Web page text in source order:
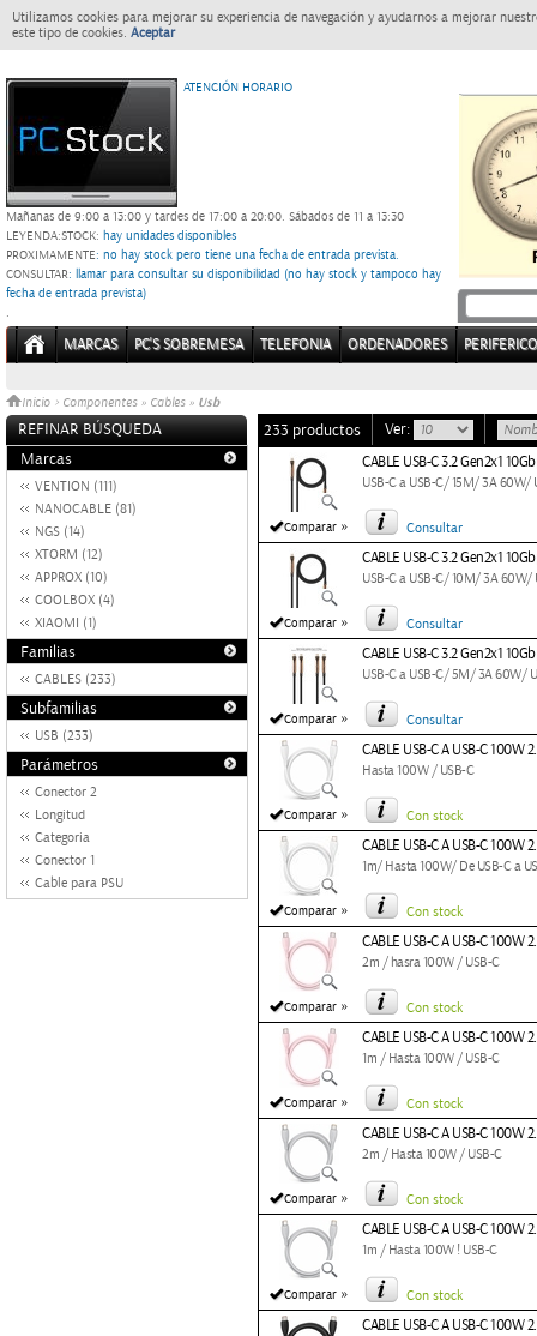
Utilizamos cookies para mejorar su experiencia de navegación y ayudarnos a mejorar
este tipo de cookies. Aceptar
ATENCIÓN HORARIO
Mañanas de 9:00 a 13:00 y tardes de 17:00 a 20:00. Sábados de 11 a 13:30
LEYENDA:STOCK: hay unidades disponibles
PROXIMAMENTE: no hay stock pero tiene una fecha de entrada prevista.
CONSULTAR: llamar para consultar su disponibilidad (no hay stock y tampoco hay
fecha de entrada prevista)
.
MARCAS PC'S SOBREMESA TELEFONIA ORDENADORES
Inicio > Componentes » Cables » Usb
REFINAR BÚSQUEDA
Marcas
VENTION (111)
NANOCABLE (81)
NGS (14)
XTORM (12)
APPROX (10)
COOLBOX (4)
XIAOMI (1)
Familias
CABLES (233)
Subfamilias
USB (233)
Parámetros
Conector 2
Longitud
Categoria
Conector 1
Cable para PSU
233 productos Ver:
Comparar »
CABLE USB-C 3.2 Gen2x1
USB-C a USB-C/ 15M/ 3A 60W/
Consultar
Comparar »
CABLE USB-C 3.2 Gen2x1
USB-C a USB-C/ 10M/ 3A 60W/
Consultar
Comparar »
CABLE USB-C 3.2 Gen2x1
USB-C a USB-C/ 5M/ 3A 60W/
Consultar
Comparar »
CABLE USB-C A USB-C 100W
Hasta 100W / USB-C
Con stock
Comparar »
CABLE USB-C A USB-C 100W
1m/ Hasta 100W/ De USB-C a
Con stock
Comparar »
CABLE USB-C A USB-C 100W
2m / hasra 100W / USB-C
Con stock
Comparar »
CABLE USB-C A USB-C 100W
1m / Hasta 100W / USB-C
Con stock
Comparar »
CABLE USB-C A USB-C 100W
2m / Hasta 100W / USB-C
Con stock
Comparar »
CABLE USB-C A USB-C 100W
1m / Hasta 100W ! USB-C
Con stock
CABLE USB-C A USB-C 100W